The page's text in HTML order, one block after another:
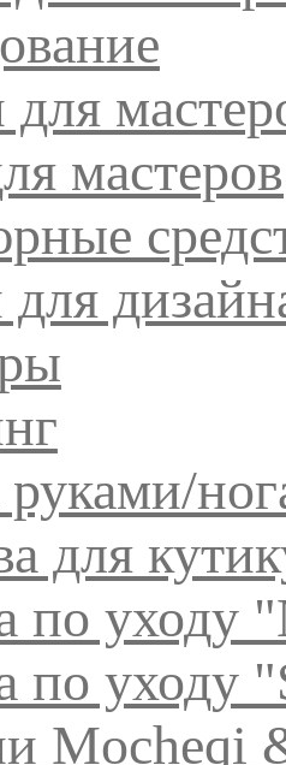
мастеров
руками/
для
по уходу
по уходу
Mocheqi